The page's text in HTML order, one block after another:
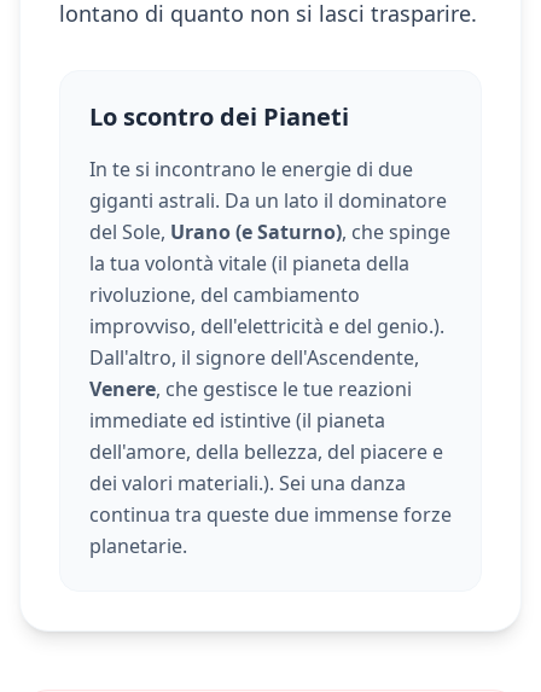
lontano di quanto non si lasci trasparire.
Lo scontro dei Pianeti
In te si incontrano le energie di due
giganti astrali. Da un lato il dominatore
del Sole, Urano (e Saturno), che spinge
la tua volontà vitale (il pianeta della
rivoluzione, del cambiamento
improvviso, dell'elettricità e del genio.).
Dall'altro, il signore dell'Ascendente,
Venere, che gestisce le tue reazioni
immediate ed istintive (il pianeta
dell'amore, della bellezza, del piacere e
dei valori materiali.). Sei una danza
continua tra queste due immense forze
planetarie.